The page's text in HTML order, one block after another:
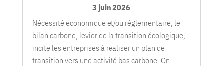
3 juin 2026
Nécessité économique et/ou réglementaire, le
bilan carbone, levier de la transition écologique,
incite les entreprises à réaliser un plan de
transition vers une activité bas carbone. On